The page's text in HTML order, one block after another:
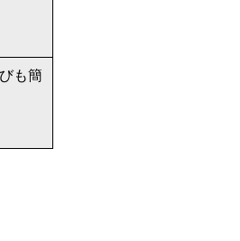
も簡